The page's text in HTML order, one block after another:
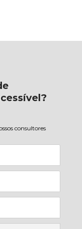
consultores